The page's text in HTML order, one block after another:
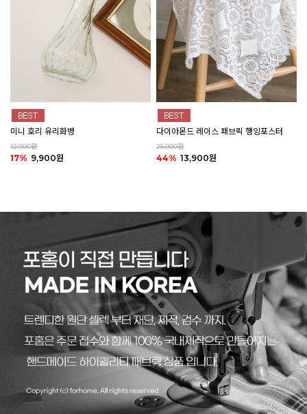
미니 호리 유리화병
12,000원
17% 9,900원
다이아몬드 레이스 패브릭 행잉포스터
25,000원
44% 13,900원